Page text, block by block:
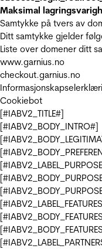
Maksimal
Samtykke på tvers av
Ditt samtykke gjelder
Liste over domener ditt
www.garnius.no
checkout.garnius.no
Cookiebot
[#IABV2_TITLE#]
[#IABV2_BODY_INTRO#]